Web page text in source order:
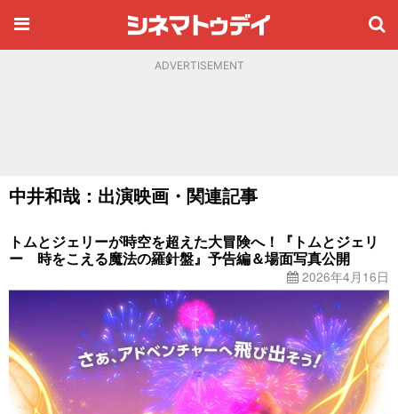
ADVERTISEMENT
中井和哉：出演映画・関連記事
トムとジェリーが時空を超えた大冒険へ！『トムとジェリ
ー 時をこえる魔法の羅針盤』予告編＆場面写真公開
2026年4月16日